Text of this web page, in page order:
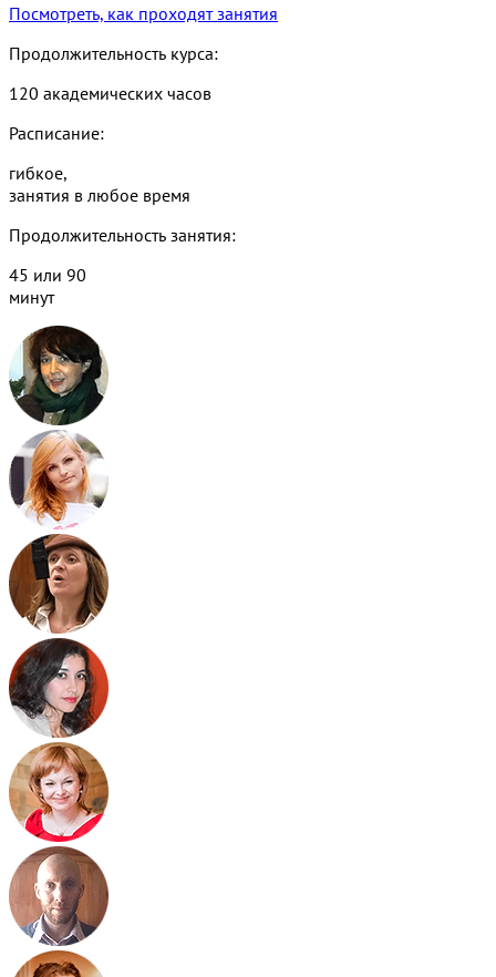
Посмотреть, как проходят занятия
Продолжительность курса:
120 академических часов
Расписание:
гибкое,
занятия в любое время
Продолжительность занятия:
45 или 90
минут